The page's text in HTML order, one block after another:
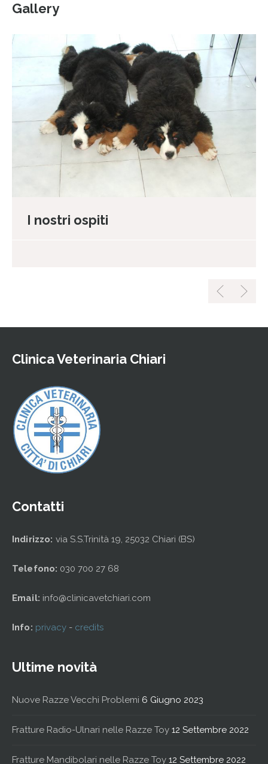
Gallery
I nostri ospiti
Clinica Veterinaria Chiari
Contatti
Indirizzo: via S.S.Trinità 19, 25032 Chiari (BS)
Telefono: 030 700 27 68
Email: info@clinicavetchiari.com
Info: privacy - credits
Ultime novità
Nuove Razze Vecchi Problemi 6 Giugno 2023
Fratture Radio-Ulnari nelle Razze Toy 12 Settembre 2022
Fratture Mandibolari nelle Razze Toy 12 Settembre 2022